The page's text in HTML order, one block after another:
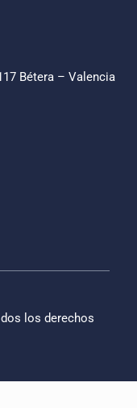
Bétera – Valencia
los derechos